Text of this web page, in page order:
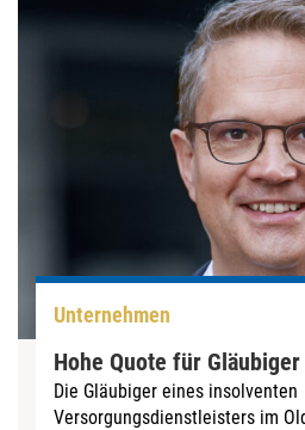
Unternehmen
Hohe Quote für Gläubiger
Die Gläubiger eines insolventen
Versorgungsdienstleisters im